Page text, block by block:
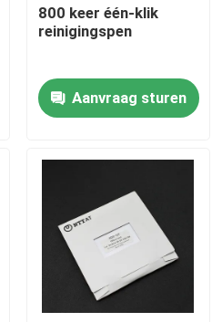
800 keer één-klik
reinigingspen
Aanvraag sturen